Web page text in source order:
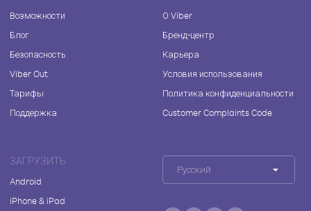
Возможности
Блог
Безопасность
Viber Out
Тарифы
Поддержка
О Viber
Бренд-центр
Карьера
Условия использования
Политика конфиденциальности
Customer Complaints Code
ЗАГРУЗИТЬ
Android
iPhone & iPad
Русский